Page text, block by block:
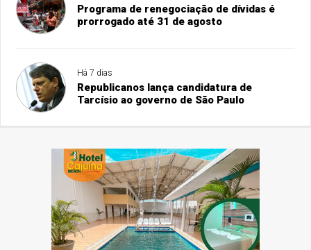
Programa de renegociação de dívidas é
prorrogado até 31 de agosto
Há 7 dias
Republicanos lança candidatura de
Tarcísio ao governo de São Paulo